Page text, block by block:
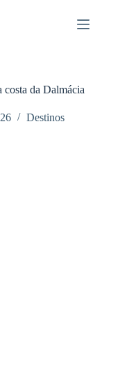
costa da Dalmácia
Destinos